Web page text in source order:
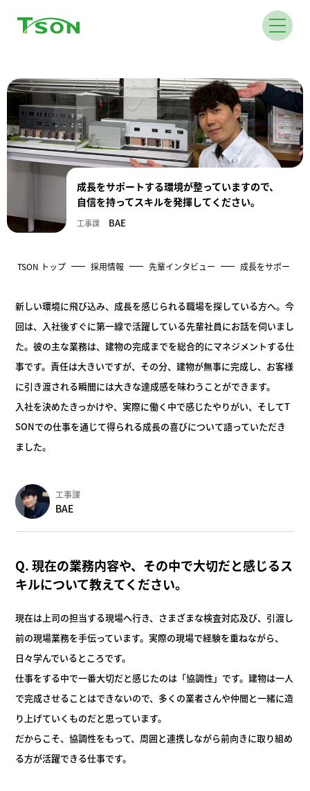
成長をサポートする環境が整っていますので、
自信を持ってスキルを発揮してください。
工事課BAE
TSON トップ 採用情報 先輩インタビュー 成長をサポート
新しい環境に飛び込み、成長を感じられる職場を探している方へ。今
回は、入社後すぐに第一線で活躍している先輩社員にお話を伺いまし
た。彼の主な業務は、建物の完成までを総合的にマネジメントする仕
事です。責任は大きいですが、その分、建物が無事に完成し、お客様
に引き渡される瞬間には大きな達成感を味わうことができます。
入社を決めたきっかけや、実際に働く中で感じたやりがい、そしてT
SONでの仕事を通じて得られる成長の喜びについて語っていただき
ました。
工事課
BAE
Q. 現在の業務内容や、その中で大切だと感じるス
キルについて教えてください。
現在は上司の担当する現場へ行き、さまざまな検査対応及び、引渡し
前の現場業務を手伝っています。実際の現場で経験を重ねながら、
日々学んでいるところです。
仕事をする中で一番大切だと感じたのは「協調性」です。建物は一人
で完成させることはできないので、多くの業者さんや仲間と一緒に造
り上げていくものだと思っています。
だからこそ、協調性をもって、周囲と連携しながら前向きに取り組め
る方が活躍できる仕事です。